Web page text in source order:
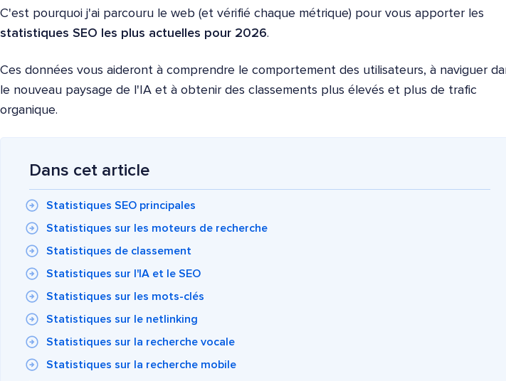
C'est pourquoi j'ai parcouru le web (et vérifié chaque métrique) pour vous apporter les
statistiques SEO les plus actuelles pour 2026.
Ces données vous aideront à comprendre le comportement des utilisateurs, à naviguer
le nouveau paysage de l'IA et à obtenir des classements plus élevés et plus de trafic
organique.
Dans cet article
Statistiques SEO principales
Statistiques sur les moteurs de recherche
Statistiques de classement
Statistiques sur l'IA et le SEO
Statistiques sur les mots-clés
Statistiques sur le netlinking
Statistiques sur la recherche vocale
Statistiques sur la recherche mobile